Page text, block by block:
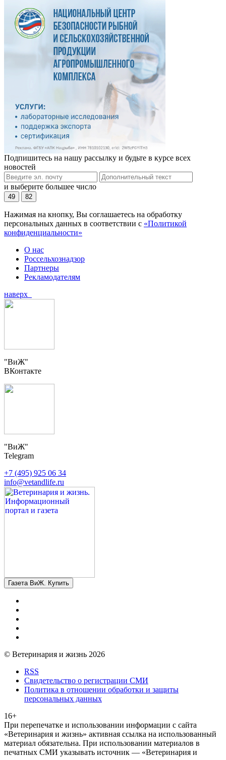
Подпишитесь на нашу рассылку и будьте в курсе всех
новостей
и выберите большее число
49 82
Нажимая на кнопку, Вы соглашаетесь на обработку
персональных данных в соответствии с «Политикой
конфиденциальности»
О нас
Россельхознадзор
Партнеры
Рекламодателям
наверх
"ВиЖ"
ВКонтакте
"ВиЖ"
Telegram
+7 (495) 925 06 34
info@vetandlife.ru
Газета ВиЖ. Купить
© Ветеринария и жизнь 2026
RSS
Свидетельство о регистрации СМИ
Политика в отношении обработки и защиты
персональных данных
16+
При перепечатке и использовании информации с сайта
«Ветеринария и жизнь» активная ссылка на использованный
материал обязательна. При использовании материалов в
печатных СМИ указывать источник — «Ветеринария и